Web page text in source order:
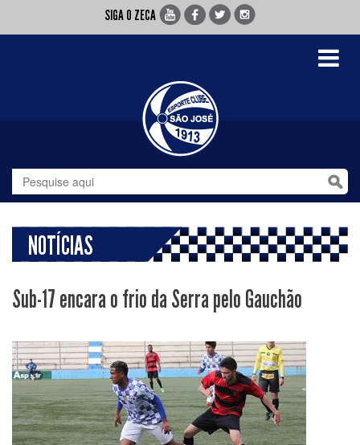
SIGA O ZECA
Toggle
NOTÍCIAS
Sub-17 encara o frio da Serra pelo Gauchão